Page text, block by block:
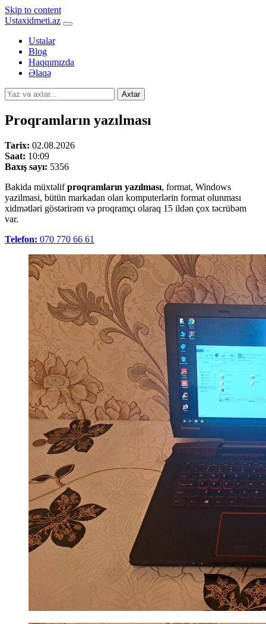
Skip to content
Ustaxidmeti.az
Ustalar
Blog
Haqqımızda
Əlaqə
Axtar
Proqramların yazılması
Tarix: 02.08.2026
Saat: 10:09
Baxış sayı: 5356
Bakida müxtəlifproqramların yazılması, format, Windows
yazilmasi, bütün markadan olan komputerlərin format olunması
xidmətləri göstərirəm və proqramçı olaraq 15 ildən çox təcrübəm
var.
Telefon: 070 770 66 61